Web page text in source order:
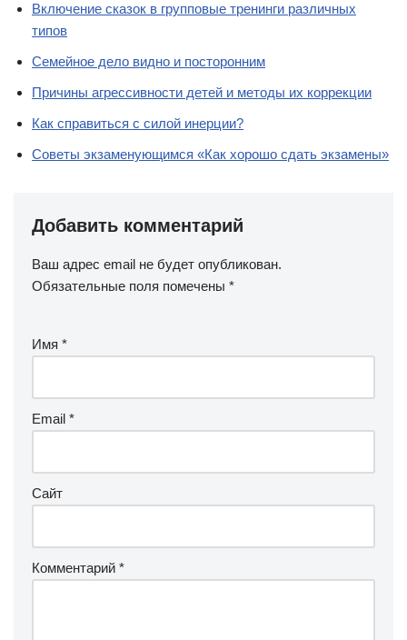
Включение сказок в групповые тренинги различных
типов
Семейное дело видно и посторонним
Причины агрессивности детей и методы их коррекции
Как справиться с силой инерции?
Советы экзаменующимся «Как хорошо сдать экзамены»
Добавить комментарий
Ваш адрес email не будет опубликован.
Обязательные поля помечены *
Имя *
Email *
Сайт
Комментарий *